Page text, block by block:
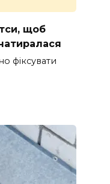
щоб
фіксувати